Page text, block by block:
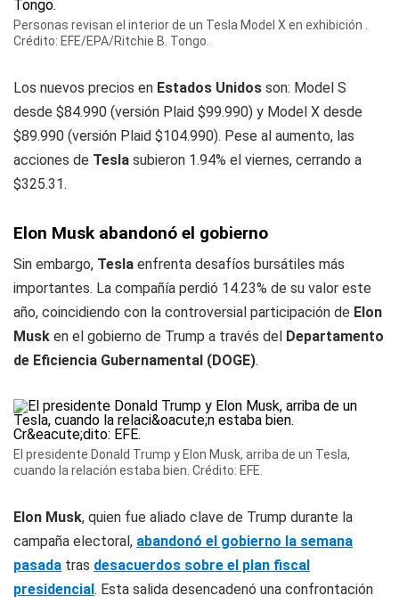
Personas revisan el interior de un Tesla Model X en exhibición .
Crédito: EFE/EPA/Ritchie B. Tongo.
Los nuevos precios en Estados Unidos son: Model S
desde $84.990 (versión Plaid $99.990) y Model X desde
$89.990 (versión Plaid $104.990). Pese al aumento, las
acciones de Tesla subieron 1.94% el viernes, cerrando a
$325.31.
Elon Musk abandonó el gobierno
Sin embargo, Tesla enfrenta desafíos bursátiles más
importantes. La compañía perdió 14.23% de su valor este
año, coincidiendo con la controversial participación de Elon
Musk en el gobierno de Trump a través del Departamento
de Eficiencia Gubernamental (DOGE).
El presidente Donald Trump y Elon Musk, arriba de un Tesla,
cuando la relación estaba bien. Crédito: EFE.
Elon Musk, quien fue aliado clave de Trump durante la
campaña electoral, abandonó el gobierno la semana
pasada tras desacuerdos sobre el plan fiscal
presidencial. Esta salida desencadenó una confrontación